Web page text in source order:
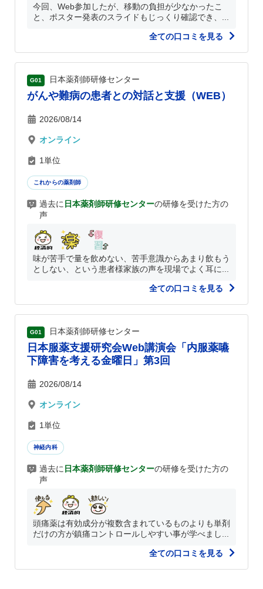
今回、Web参加したが、移動の負担が少なかったこ
と、ポスター発表のスライドもじっくり確認でき、...
全ての口コミを見る
G01 日本薬剤師研修センター
がんや難病の患者との対話と支援（WEB）
2026/08/14
オンライン
1単位
これからの薬剤師
過去に 日本薬剤師研修センターの研修を受けた方の
声
味が苦手で量を飲めない、苦手意識からあまり飲もう
としない、という患者様家族の声を現場でよく耳に...
全ての口コミを見る
G01 日本薬剤師研修センター
日本服薬支援研究会Web講演会「内服薬嚥
下障害を考える金曜日」第3回
2026/08/14
オンライン
1単位
神経内科
過去に 日本薬剤師研修センターの研修を受けた方の
声
頭痛薬は有効成分が複数含まれているものよりも単剤
だけの方が鎮痛コントロールしやすい事が学べまし...
全ての口コミを見る